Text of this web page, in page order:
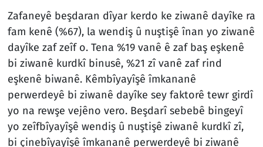
Zafaneyê beşdaran dîyar kerdo ke ziwanê dayîke ra
fam kenê (%67), la wendiş û nuştişê înan yo ziwanê
dayîke zaf zeîf o. Tena %19 vanê ê zaf baş eşkenê
bi ziwanê kurdkî binusê, %21 zî vanê zaf rind
eşkenê biwanê. Kêmbîyayîşê îmkananê
perwerdeyê bi ziwanê dayîke sey faktorê tewr girdî
yo na rewşe vejêno vero. Beşdarî sebebê bingeyî
yo zeîfbîyayîşê wendiş û nuştişê ziwanê kurdkî zî,
bi çinebîyayîşê îmkananê perwerdeyê bi ziwanê